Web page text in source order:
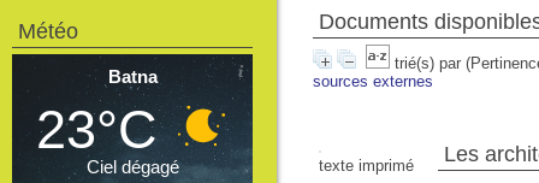
Documents
trié(s) par
sources externes
texte imprimé Les
Météo
Batna
23°C
Ciel dégagé